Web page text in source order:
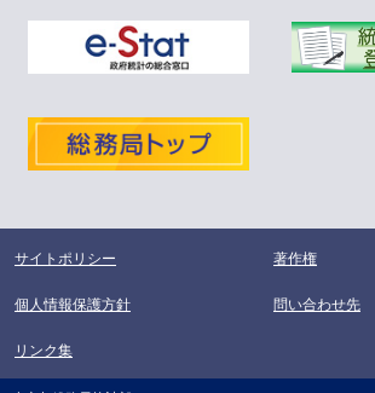
サイトポリシー 著作権
個人情報保護方針 問い合わせ先
リンク集